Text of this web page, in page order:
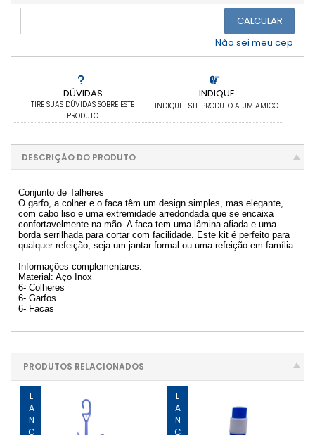
DÚVIDAS
TIRE SUAS DÚVIDAS SOBRE ESTE
PRODUTO
INDIQUE
INDIQUE ESTE PRODUTO A UM AMIGO
CALCULAR
Não sei meu cep
DESCRIÇÃO DO PRODUTO
Conjunto de Talheres
O garfo, a colher e o faca têm um design simples, mas elegante,
com cabo liso e uma extremidade arredondada que se encaixa
confortavelmente na mão. A faca tem uma lâmina afiada e uma
borda serrilhada para cortar com facilidade. Este kit é perfeito para
qualquer refeição, seja um jantar formal ou uma refeição em família.
Informações complementares:
Material: Aço Inox
6- Colheres
6- Garfos
6- Facas
PRODUTOS RELACIONADOS